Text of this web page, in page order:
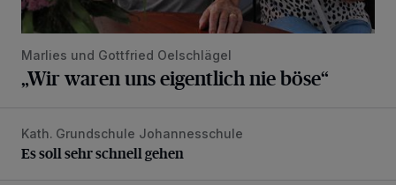
Marlies und Gottfried Oelschlägel
„Wir waren uns eigentlich nie böse“
Es soll sehr schnell gehen
Kath. Grundschule Johannesschule
Es soll sehr schnell gehen